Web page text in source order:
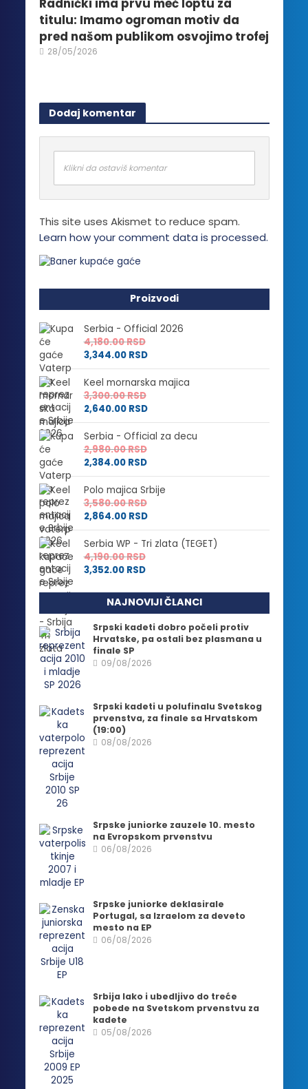
Radnički ima prvu meč loptu za
titulu: Imamo ogroman motiv da
pred našom publikom osvojimo trofej
28/05/2026
Dodaj komentar
Klikni da ostaviš komentar
This site uses Akismet to reduce spam.
Learn how your comment data is processed.
Proizvodi
Serbia - Official 2026
4,180.00RSD
3,344.00 RSD
Keel mornarska majica
3,300.00RSD
2,640.00 RSD
Serbia - Official za decu
2,980.00RSD
2,384.00 RSD
Polo majica Srbije
3,580.00RSD
2,864.00 RSD
Serbia WP - Tri zlata (TEGET)
4,190.00RSD
3,352.00 RSD
NAJNOVIJI ČLANCI
Srpski kadeti dobro počeli protiv
Hrvatske, pa ostali bez plasmana u
finale SP
09/08/2026
Srpski kadeti u polufinalu Svetskog
prvenstva, za finale sa Hrvatskom
(19:00)
08/08/2026
Srpske juniorke zauzele 10. mesto
na Evropskom prvenstvu
06/08/2026
Srpske juniorke deklasirale
Portugal, sa Izraelom za deveto
mesto na EP
06/08/2026
Srbija lako i ubedljivo do treće
pobede na Svetskom prvenstvu za
kadete
05/08/2026